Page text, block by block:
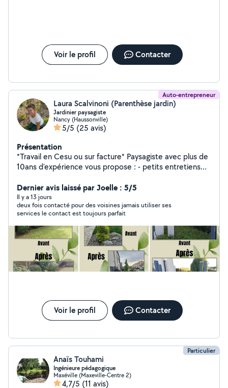
Voir le profil Contacter
Auto-entrepreneur
Laura Scalvinoni (Parenthèse jardin)
Jardinier paysagiste
Nancy (Haussonville)
5/5 (25 avis)
Présentation
*Travail en Cesu ou sur facture* Paysagiste avec plus de
10ans d'expérience vous propose : - petits entretiens
scarification, taille arbuste, taille topiaire, binage de
massifs, entretien de potager, entretien de vivaces,...) -
aménagements type massifs, paillage, plantation
d'arbres, haies.. - conseils en aménagement et
accompagnement à la plantation - conception
d'espaces paysagers (massifs ou jardin entier) Très
bonne connaissance des végétaux. À votre service,
avec plaisir!!
Dernier avis laissé par Joelle : 5/5
Il y a 13 jours
deux fois contacté pour des voisines jamais utiliser ses
services le contact est toujours parfait
Voir le profil Contacter
Particulier
Anaïs Touhami
Ingénieure pédagogique
Maxéville (Maxeville-Centre 2)
4,7/5 (11 avis)